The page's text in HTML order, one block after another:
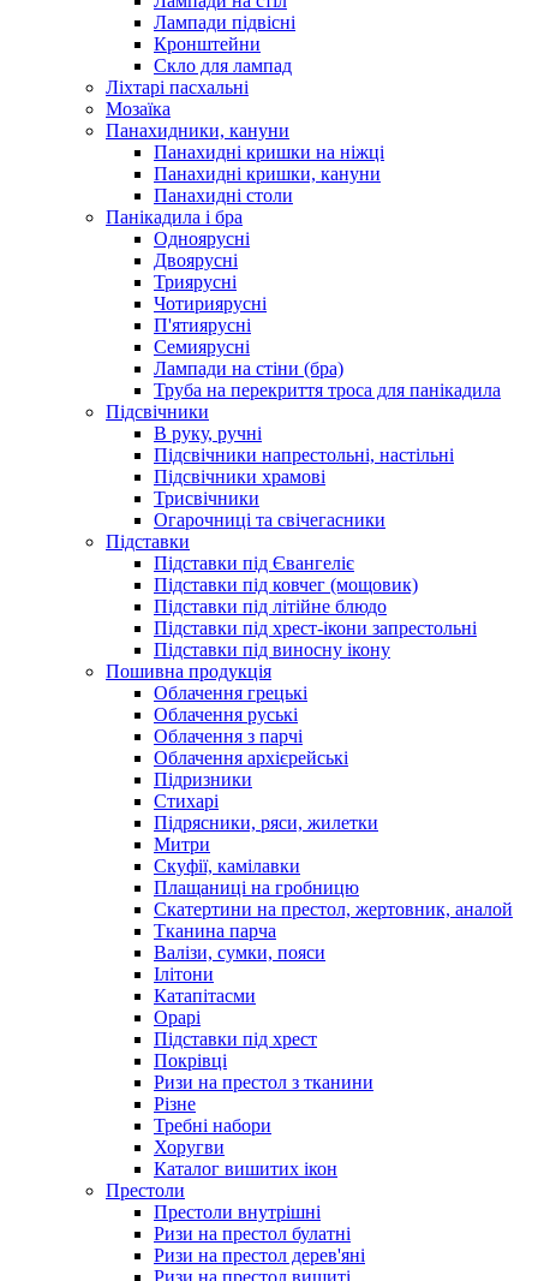
Лампади підвісні
Кронштейни
Скло для лампад
Ліхтарі пасхальні
Мозаїка
Панахидники, кануни
Панахидні кришки на ніжці
Панахидні кришки, кануни
Панахидні столи
Панікадила і бра
Одноярусні
Двоярусні
Триярусні
Чотириярусні
П'ятиярусні
Семиярусні
Лампади на стіни (бра)
Труба на перекриття троса для панікадила
Підсвічники
В руку, ручні
Підсвічники напрестольні, настільні
Підсвічники храмові
Трисвічники
Огарочниці та свічегасники
Підставки
Підставки під Євангеліє
Підставки під ковчег (мощовик)
Підставки під літійне блюдо
Підставки під хрест-ікони запрестольні
Підставки під виносну ікону
Пошивна продукція
Облачення грецькі
Облачення руські
Облачення з парчі
Облачення архієрейські
Підризники
Стихарі
Підрясники, ряси, жилетки
Митри
Скуфії, камілавки
Плащаниці на гробницю
Скатертини на престол, жертовник, аналой
Тканина парча
Валізи, сумки, пояси
Ілітони
Катапітасми
Орарі
Підставки під хрест
Покрівці
Ризи на престол з тканини
Різне
Требні набори
Хоругви
Каталог вишитих ікон
Престоли
Престоли внутрішні
Ризи на престол булатні
Ризи на престол дерев'яні
Ризи на престол вишиті